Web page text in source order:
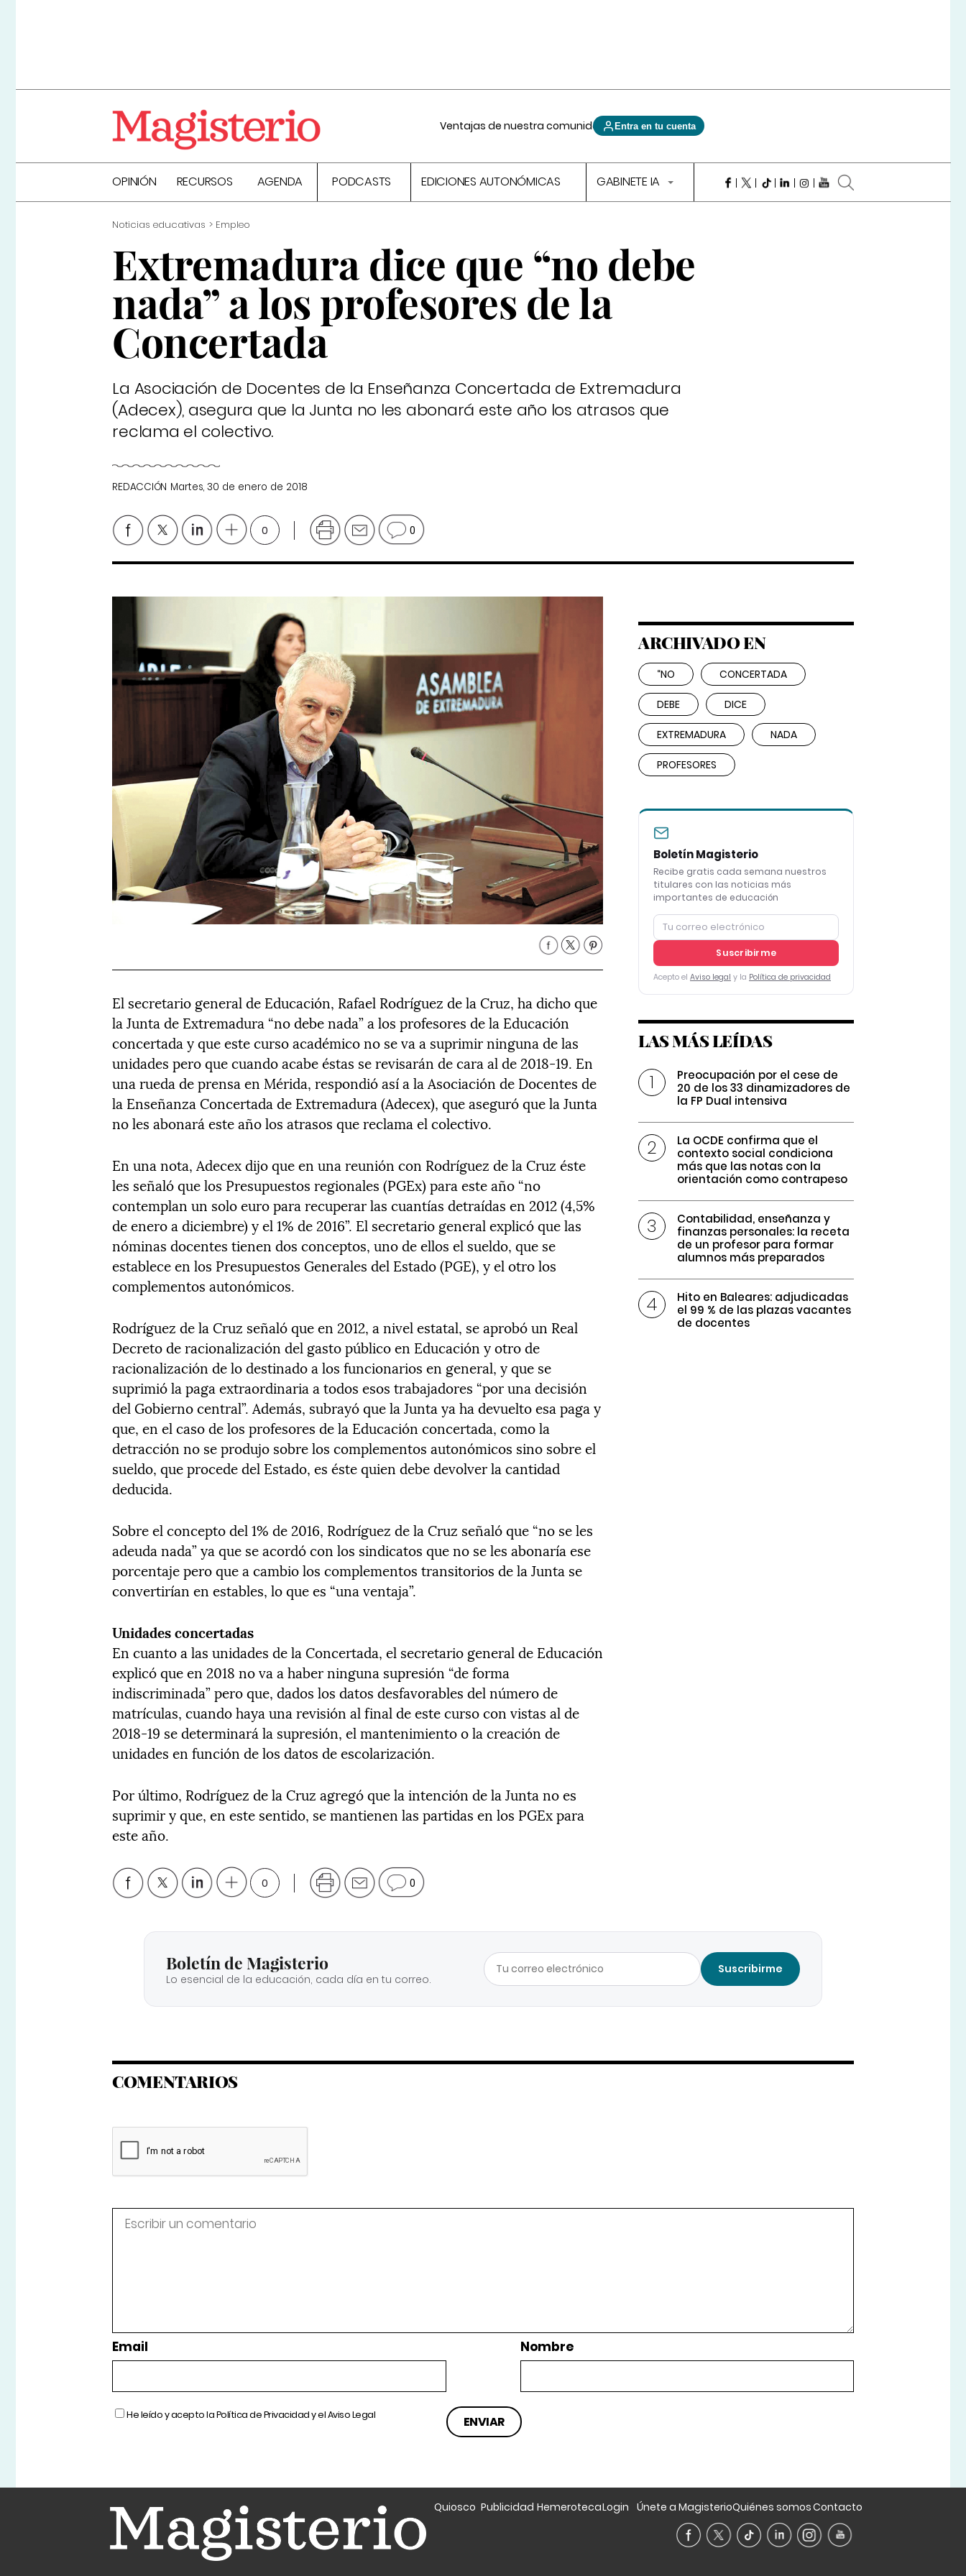
Ventajas de nuestra comunidad Entra en tu cuenta
OPINIÓN RECURSOS AGENDA PODCASTS EDICIONES AUTONÓMICAS GABINETE IA
Noticias educativas Empleo
Extremadura dice que “no debe
nada” a los profesores de la
Concertada
La Asociación de Docentes de la Enseñanza Concertada de Extremadura
(Adecex), asegura que la Junta no les abonará este año los atrasos que
reclama el colectivo.
REDACCIÓN Martes, 30 de enero de 2018
0 0
El secretario general de Educación, Rafael Rodríguez de la Cruz, ha dicho que
la Junta de Extremadura “no debe nada” a los profesores de la Educación
concertada y que este curso académico no se va a suprimir ninguna de las
unidades pero que cuando acabe éstas se revisarán de cara al de 2018-19. En
una rueda de prensa en Mérida, respondió así a la Asociación de Docentes de
la Enseñanza Concertada de Extremadura (Adecex), que aseguró que la Junta
no les abonará este año los atrasos que reclama el colectivo.
En una nota, Adecex dijo que en una reunión con Rodríguez de la Cruz éste
les señaló que los Presupuestos regionales (PGEx) para este año “no
contemplan un solo euro para recuperar las cuantías detraídas en 2012 (4,5%
de enero a diciembre) y el 1% de 2016”. El secretario general explicó que las
nóminas docentes tienen dos conceptos, uno de ellos el sueldo, que se
establece en los Presupuestos Generales del Estado (PGE), y el otro los
complementos autonómicos.
Rodríguez de la Cruz señaló que en 2012, a nivel estatal, se aprobó un Real
Decreto de racionalización del gasto público en Educación y otro de
racionalización de lo destinado a los funcionarios en general, y que se
suprimió la paga extraordinaria a todos esos trabajadores “por una decisión
del Gobierno central”. Además, subrayó que la Junta ya ha devuelto esa paga y
que, en el caso de los profesores de la Educación concertada, como la
detracción no se produjo sobre los complementos autonómicos sino sobre el
sueldo, que procede del Estado, es éste quien debe devolver la cantidad
deducida.
Sobre el concepto del 1% de 2016, Rodríguez de la Cruz señaló que “no se les
adeuda nada” ya que se acordó con los sindicatos que no se les abonaría ese
porcentaje pero que a cambio los complementos transitorios de la Junta se
convertirían en estables, lo que es “una ventaja”.
Unidades concertadas
En cuanto a las unidades de la Concertada, el secretario general de Educación
explicó que en 2018 no va a haber ninguna supresión “de forma
indiscriminada” pero que, dados los datos desfavorables del número de
matrículas, cuando haya una revisión al final de este curso con vistas al de
2018-19 se determinará la supresión, el mantenimiento o la creación de
unidades en función de los datos de escolarización.
Por último, Rodríguez de la Cruz agregó que la intención de la Junta no es
suprimir y que, en este sentido, se mantienen las partidas en los PGEx para
este año.
0 0
ARCHIVADO EN
“NO CONCERTADA
DEBE DICE
EXTREMADURA NADA
PROFESORES
Boletín Magisterio
Recibe gratis cada semana nuestros
titulares con las noticias más
importantes de educación
Suscribirme
Acepto el Aviso legal y la Política de privacidad
LAS MÁS LEÍDAS
Preocupación por el cese de
20 de los 33 dinamizadores de
la FP Dual intensiva
La OCDE confirma que el
contexto social condiciona
más que las notas con la
orientación como contrapeso
Contabilidad, enseñanza y
finanzas personales: la receta
de un profesor para formar
alumnos más preparados
Hito en Baleares: adjudicadas
el 99 % de las plazas vacantes
de docentes
Boletín de Magisterio
Lo esencial de la educación, cada día en tu correo.
Suscribirme
COMENTARIOS
Email Nombre
He leído y acepto laPolítica de Privacidady elAviso Legal
Quiosco Publicidad HemerotecaLogin Únete a MagisterioQuiénes somosContacto